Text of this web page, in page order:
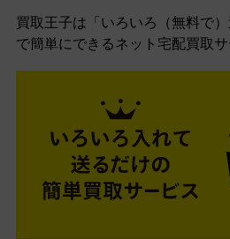
買取王子は「いろいろ（無料で
で簡単にできるネット宅配買取サ